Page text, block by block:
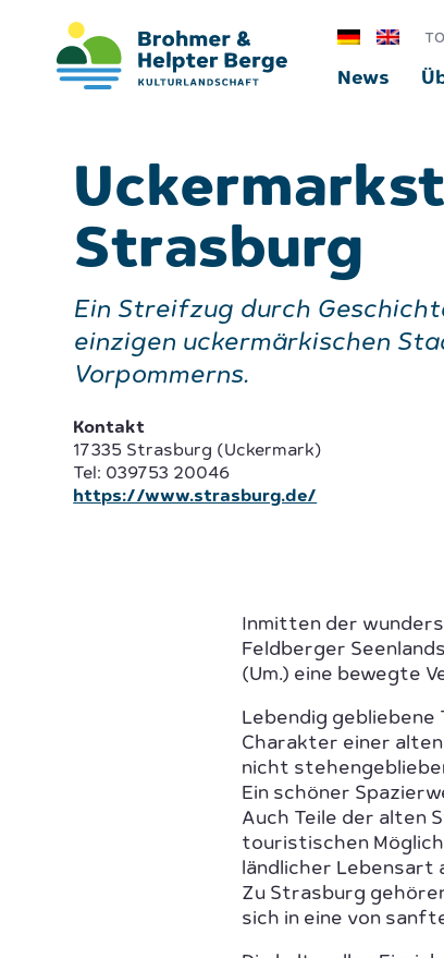
News
Strasburg
Ein Streifzug durch
einzigen uckermärkischen
Vorpommerns.
Kontakt
17335 Strasburg (Uckermark)
Tel: 039753 20046
https://www.strasburg.de/
Inmitten der
Feldberger
(Um.) eine bewegte
Lebendig
Charakter einer
nicht
Ein schöner
Auch Teile der alten
touristischen
ländlicher Lebensart
Zu Strasburg
sich in eine von